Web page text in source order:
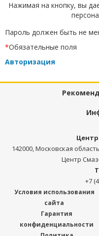
Нажимая на кнопку, вы
Пароль должен быть не
*Обязательные поля
Авторизация
142000, Московская
Центр
+7
Условия использования
сайта
Гарантия
конфиденциальности